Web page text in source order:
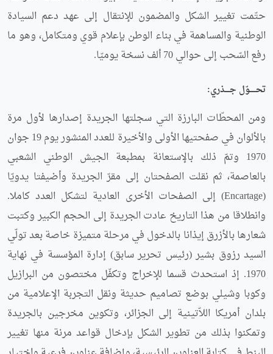
حتّمت تغيير الشكل والمضمون للإنتقال إلى عهد دعم السيادة
الوطنية والمساهمة في بناء الوطن بإعلام قوي ومتكامل، وهو ما
رفع السّحب إلى حوالي 70 ألف نسخة يوميّا.
تحـــــوّل جــــذري:
ومن المحطّات البارزة التي سجلتها الجريدة إصدارها لأول مرة
بالألوان في صفحتيها الأولى والأخيرة للعدد المنشور يوم 19 جوان
1970 وتمّ ذلك بالإستعانة بمطبعة الجيش الوطني الشعبي
بالعاصمة، ثم نقلت الصفحتان إلى مقرّ الجريدة وأضيفتا يدويّا
(Encartage) إلى الصفحات الأخرى العادية لتشكل العدد كاملا.
وانطلاقا من هذا التاريخ عادت الجريدة إلى الحجم الكبير وكتبت
شعارها بالأزرق إيذانا بالدخول في مرحلة متميزة خاصة بعد تولّي
السيد رزوق بشير (رئيس تحرير سابق) إدارة المؤسسة في نهاية
1970. إذ استحدث قسما للإخراج وتكفّل مختصون من البرازيل
وكوبا وشيلي بوضع تصاميم حديثة ونقل التجربة الإعلامية من
بلدان أمريكا اللاّتينية إلى الجزائر، وتكوين مخرجين بالجريدة
وتمكنوا بذلك من تطوير الشكل بإدخال قواعد مرنة منها تغيير